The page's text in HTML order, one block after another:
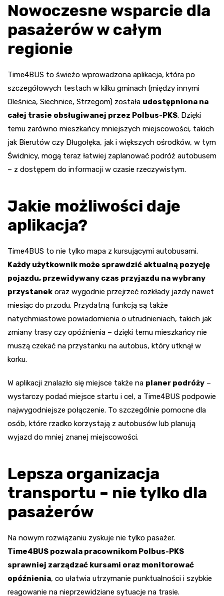
Nowoczesne wsparcie dla
pasażerów w całym
regionie
Time4BUS to świeżo wprowadzona aplikacja, która po
szczegółowych testach w kilku gminach (między innymi
Oleśnica, Siechnice, Strzegom) została udostępniona na
całej trasie obsługiwanej przez Polbus-PKS. Dzięki
temu zarówno mieszkańcy mniejszych miejscowości, takich
jak Bierutów czy Długołęka, jak i większych ośrodków, w tym
Świdnicy, mogą teraz łatwiej zaplanować podróż autobusem
– z dostępem do informacji w czasie rzeczywistym.
Jakie możliwości daje
aplikacja?
Time4BUS to nie tylko mapa z kursującymi autobusami.
Każdy użytkownik może sprawdzić aktualną pozycję
pojazdu, przewidywany czas przyjazdu na wybrany
przystanek oraz wygodnie przejrzeć rozkłady jazdy nawet
miesiąc do przodu. Przydatną funkcją są także
natychmiastowe powiadomienia o utrudnieniach, takich jak
zmiany trasy czy opóźnienia – dzięki temu mieszkańcy nie
muszą czekać na przystanku na autobus, który utknął w
korku.
W aplikacji znalazło się miejsce także na planer podróży –
wystarczy podać miejsce startu i cel, a Time4BUS podpowie
najwygodniejsze połączenie. To szczególnie pomocne dla
osób, które rzadko korzystają z autobusów lub planują
wyjazd do mniej znanej miejscowości.
Lepsza organizacja
transportu – nie tylko dla
pasażerów
Na nowym rozwiązaniu zyskuje nie tylko pasażer.
Time4BUS pozwala pracownikom Polbus-PKS
sprawniej zarządzać kursami oraz monitorować
opóźnienia, co ułatwia utrzymanie punktualności i szybkie
reagowanie na nieprzewidziane sytuacje na trasie.